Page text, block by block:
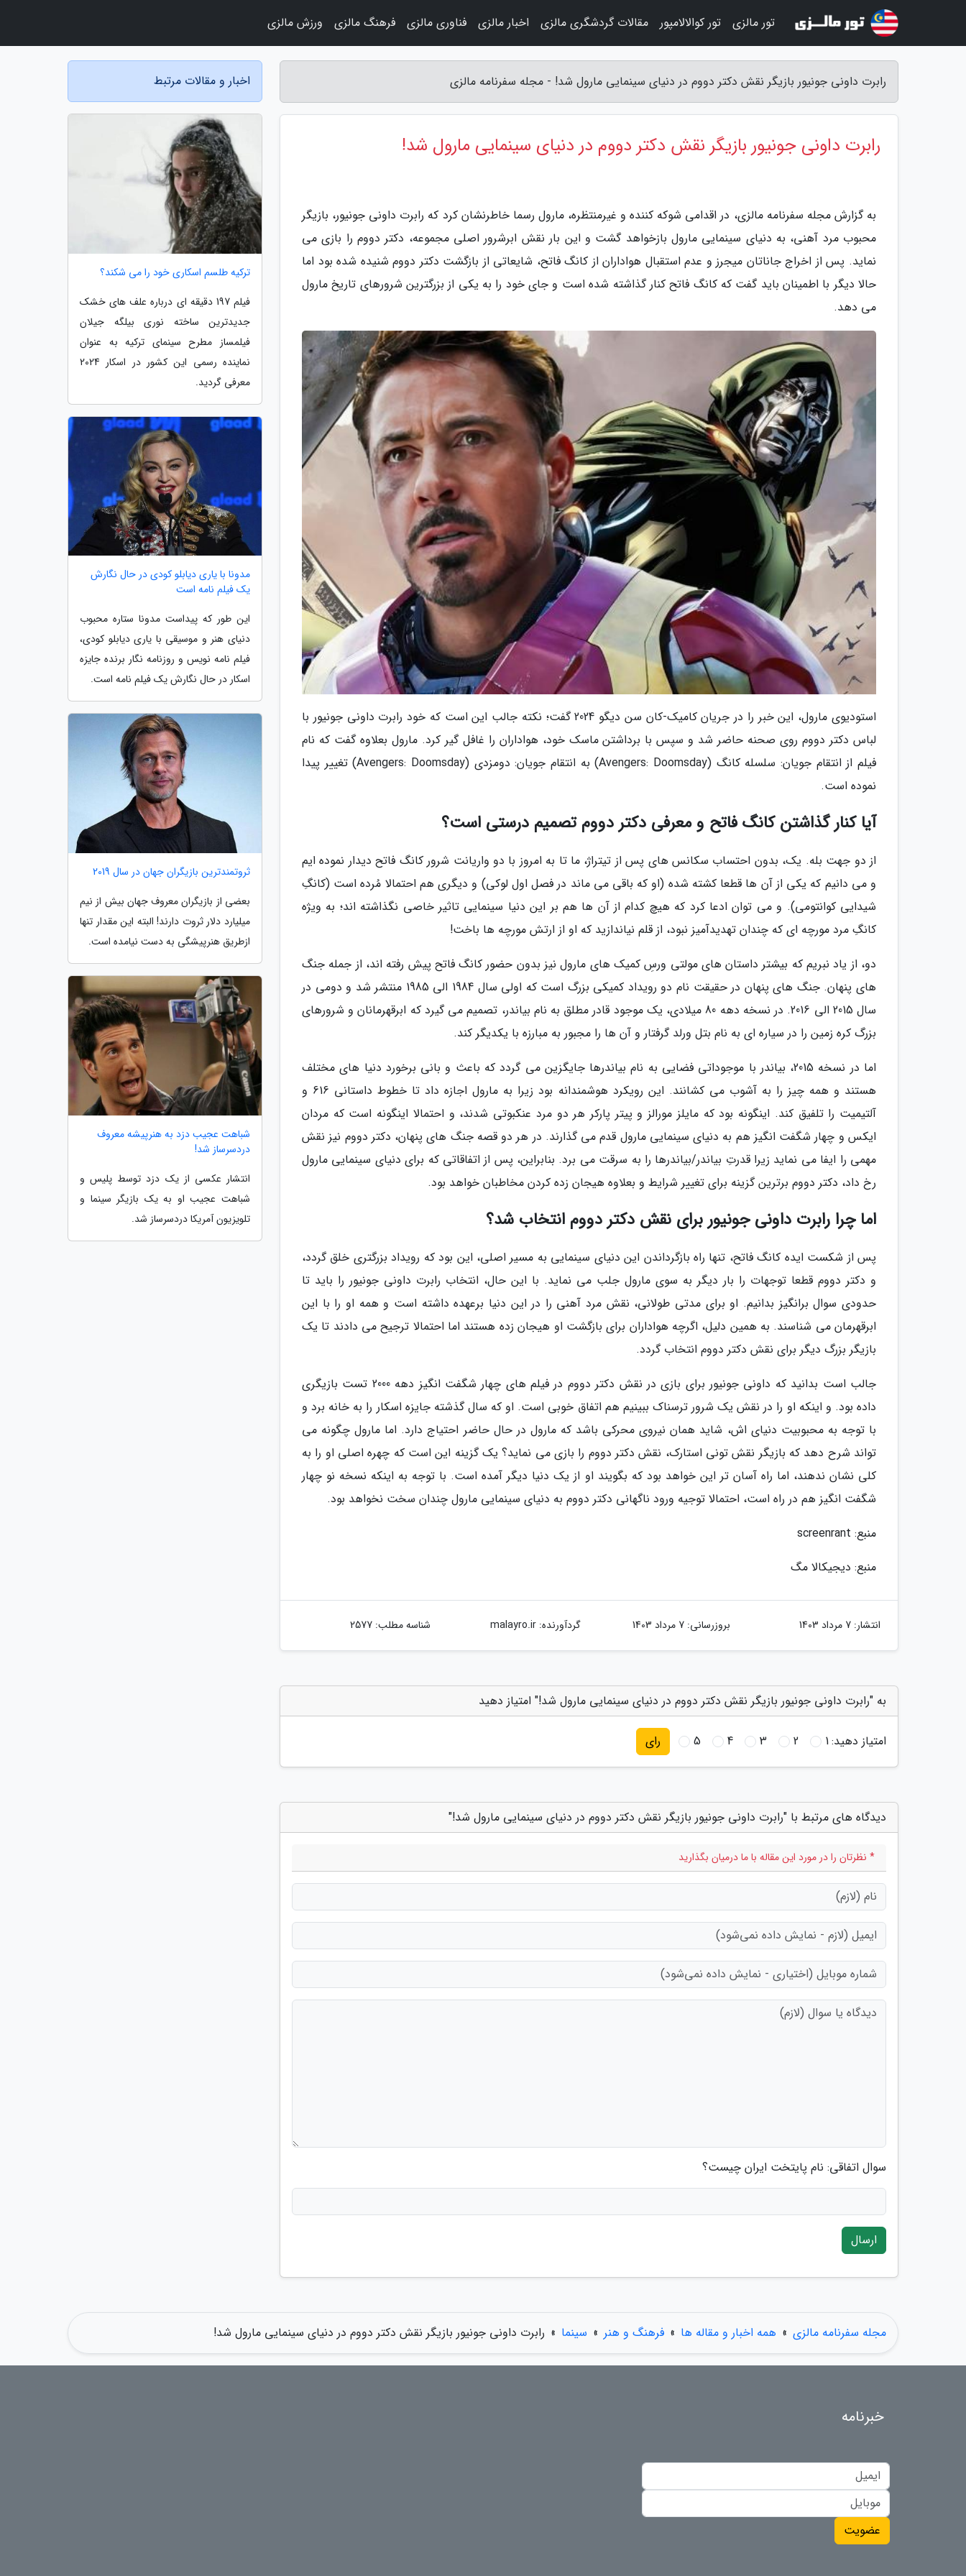
رابرت داونی جونیور بازیگر نقش دکتر دووم در دنیای سینمایی مارول شد! - مجله سفرنامه مالزی
رابرت داونی جونیور بازیگر نقش دکتر دووم در دنیای سینمایی مارول شد!
به گزارش مجله سفرنامه مالزی، در اقدامی شوکه کننده و غیرمنتظره، مارول رسما خاطرنشان کرد که رابرت داونی جونیور، بازیگر
محبوب مرد آهنی، به دنیای سینمایی مارول بازخواهد گشت و این بار نقش ابرشرور اصلی مجموعه، دکتر دووم را بازی می
نماید. پس از اخراج جاناتان میجرز و عدم استقبال هواداران از کانگ فاتح، شایعاتی از بازگشت دکتر دووم شنیده شده بود اما
حالا دیگر با اطمینان باید گفت که کانگ فاتح کنار گذاشته شده است و جای خود را به یکی از بزرگترین شرورهای تاریخ مارول
می دهد.
استودیوی مارول، این خبر را در جریان کامیک-کان سن دیگو 2024 گفت؛ نکته جالب این است که خود رابرت داونی جونیور با
لباس دکتر دووم روی صحنه حاضر شد و سپس با برداشتن ماسک خود، هواداران را غافل گیر کرد. مارول بعلاوه گفت که نام
فیلم از انتقام جویان: سلسله کانگ (Avengers: Doomsday) به انتقام جویان: دومزدی (Avengers: Doomsday) تغییر پیدا
نموده است.
آیا کنار گذاشتن کانگ فاتح و معرفی دکتر دووم تصمیم درستی است؟
از دو جهت بله. یک، بدون احتساب سکانس های پس از تیتراژ، ما تا به امروز با دو واریانت شرور کانگ فاتح دیدار نموده ایم
و می دانیم که یکی از آن ها قطعا کشته شده (او که باقی می ماند در فصل اول لوکی) و دیگری هم احتمالا مُرده است (کانگِ
شیدایی کوانتومی). و می توان ادعا کرد که هیچ کدام از آن ها هم بر این دنیا سینمایی تاثیر خاصی نگذاشته اند؛ به ویژه
کانگِ مرد مورچه ای که چندان تهدیدآمیز نبود، از قلم نیاندازید که او از ارتش مورچه ها باخت!
دو، از یاد نبریم که بیشتر داستان های مولتی ورسِ کمیک های مارول نیز بدون حضور کانگ فاتح پیش رفته اند، از جمله جنگ
های پنهان. جنگ های پنهان در حقیقت نام دو رویداد کمیکی بزرگ است که اولی سال 1984 الی 1985 منتشر شد و دومی در
سال 2015 الی 2016. در نسخه دهه 80 میلادی، یک موجود قادر مطلق به نام بیاندر، تصمیم می گیرد که ابرقهرمانان و شرورهای
بزرگ کره زمین را در سیاره ای به نام بتل ورلد گرفتار و آن ها را مجبور به مبارزه با یکدیگر کند.
اما در نسخه 2015، بیاندر با موجوداتی فضایی به نام بیاندرها جایگزین می گردد که باعث و بانی برخورد دنیا های مختلف
هستند و همه چیز را به آشوب می کشانند. این رویکرد هوشمندانه بود زیرا به مارول اجازه داد تا خطوط داستانی 616 و
آلتیمیت را تلفیق کند. اینگونه بود که مایلز مورالز و پیتر پارکر هر دو مرد عنکبوتی شدند، و احتمالا اینگونه است که مردان
ایکس و چهار شگفت انگیز هم به دنیای سینمایی مارول قدم می گذارند. در هر دو قصه جنگ های پنهان، دکتر دووم نیز نقش
مهمی را ایفا می نماید زیرا قدرتِ بیاندر/بیاندرها را به سرقت می برد. بنابراین، پس از اتفاقاتی که برای دنیای سینمایی مارول
رخ داد، دکتر دووم برترین گزینه برای تغییر شرایط و بعلاوه هیجان زده کردن مخاطبان خواهد بود.
اما چرا رابرت داونی جونیور برای نقش دکتر دووم انتخاب شد؟
پس از شکست ایده کانگ فاتح، تنها راه بازگرداندن این دنیای سینمایی به مسیر اصلی، این بود که رویداد بزرگتری خلق گردد،
و دکتر دووم قطعا توجهات را بار دیگر به سوی مارول جلب می نماید. با این حال، انتخاب رابرت داونی جونیور را باید تا
حدودی سوال برانگیز بدانیم. او برای مدتی طولانی، نقش مرد آهنی را در این دنیا برعهده داشته است و همه او را با این
ابرقهرمان می شناسند. به همین دلیل، اگرچه هواداران برای بازگشت او هیجان زده هستند اما احتمالا ترجیح می دادند تا یک
بازیگر بزرگ دیگر برای نقش دکتر دووم انتخاب گردد.
جالب است بدانید که داونی جونیور برای بازی در نقش دکتر دووم در فیلم های چهار شگفت انگیز دهه 2000 تست بازیگری
داده بود. و اینکه او را در نقش یک شرور ترسناک ببینیم هم اتفاق خوبی است. او که سال گذشته جایزه اسکار را به خانه برد و
با توجه به محبوبیت دنیای اش، شاید همان نیروی محرکی باشد که مارول در حال حاضر احتیاج دارد. اما مارول چگونه می
تواند شرح دهد که بازیگر نقش تونی استارک، نقش دکتر دووم را بازی می نماید؟ یک گزینه این است که چهره اصلی او را به
کلی نشان ندهند، اما راه آسان تر این خواهد بود که بگویند او از یک دنیا دیگر آمده است. با توجه به اینکه نسخه نو چهار
شگفت انگیز هم در راه است، احتمالا توجیه ورود ناگهانی دکتر دووم به دنیای سینمایی مارول چندان سخت نخواهد بود.
منبع: screenrant
منبع: دیجیکالا مگ
انتشار: 7 مرداد 1403 بروزرسانی: 7 مرداد 1403 گردآورنده:malayro.ir شناسه مطلب: 2577
به "رابرت داونی جونیور بازیگر نقش دکتر دووم در دنیای سینمایی مارول شد!" امتیاز دهید
امتیاز دهید:1
2
3
4
5 رای
دیدگاه های مرتبط با "رابرت داونی جونیور بازیگر نقش دکتر دووم در دنیای سینمایی مارول شد!"
* نظرتان را در مورد این مقاله با ما درمیان بگذارید
سوال اتفاقی: نام پایتخت ایران چیست؟
ارسال
اخبار و مقالات مرتبط
ترکیه طلسم اسکاری خود را می شکند؟
فیلم 197 دقیقه ای درباره علف های خشک
جدیدترین ساخته نوری بیلگه جیلان
فیلمساز مطرح سینمای ترکیه به عنوان
نماینده رسمی این کشور در اسکار 2024
معرفی گردید.
مدونا با یاری دیابلو کودی در حال نگارش
یک فیلم نامه است
این طور که پیداست مدونا ستاره محبوب
دنیای هنر و موسیقی با یاری دیابلو کودی،
فیلم نامه نویس و روزنامه نگار برنده جایزه
اسکار در حال نگارش یک فیلم نامه است.
ثروتمندترین بازیگران جهان در سال 2019
بعضی از بازیگران معروف جهان بیش از نیم
میلیارد دلار ثروت دارند! البته این مقدار تنها
ازطریق هنرپیشگی به دست نیامده است.
شباهت عجیب دزد به هنرپیشه معروف
دردسرساز شد!
انتشار عکسی از یک دزد توسط پلیس و
شباهت عجیب او به یک بازیگر سینما و
تلویزیون آمریکا دردسرساز شد.
مجله سفرنامه مالزی » همه اخبار و مقاله ها » فرهنگ و هنر » سینما » رابرت داونی جونیور بازیگر نقش دکتر دووم در دنیای سینمایی مارول شد!
تور مالزی تور کوالالامپور مقالات گردشگری مالزی اخبار مالزی فناوری مالزی فرهنگ مالزی ورزش مالزی
خبرنامه
عضویت